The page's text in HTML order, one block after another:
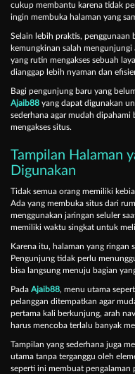
cukup membantu karena tidak
ingin membuka halaman yang
Selain lebih praktis, penggunaan
kemungkinan salah
yang rutin mengakses sebuah
dianggap lebih nyaman dan
Bagi pengunjung baru yang
Ajaib88 yang dapat digunakan
sederhana agar mudah dipahami
mengakses situs.
Tampilan Halaman
Digunakan
Tidak semua orang memiliki
Ada yang membuka situs dari
menggunakan jaringan seluler
memiliki waktu singkat untuk
Karena itu, halaman yang ringan
Pengunjung tidak perlu
bisa langsung menuju bagian
Pada Ajaib88, menu utama
pelanggan ditempatkan agar
pertama kali berkunjung, arah
harus mencoba terlalu banyak
Tampilan yang sederhana juga
utama tanpa terganggu oleh
seperti ini membuat pengalaman